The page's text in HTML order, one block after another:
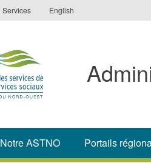
Services English
Notre ASTNO Portails